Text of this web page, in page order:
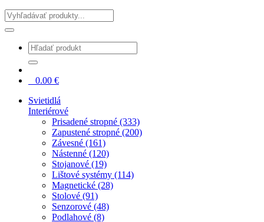
Hladať
0.00 €
Svietidlá
Interiérové
Prisadené stropné (333)
Zapustené stropné (200)
Závesné (161)
Nástenné (120)
Stojanové (19)
Lištové systémy (114)
Magnetické (28)
Stolové (91)
Senzorové (48)
Podlahové (8)